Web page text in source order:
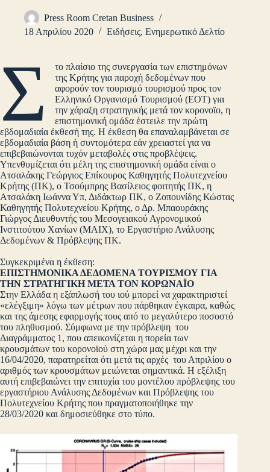
Press Room Cretan Business
18 Απριλίου 2020
Ειδήσεις, Ενημερωτικό Δελτίο
Σ
το πλαίσιο της συνεργασία των επιστημόνων
της Κρήτης για παροχή δεδομένων που
αφορούν τον τουρισμό τουρισμού προς τον
Ελληνικό Οργανισμό Τουρισμού (ΕΟΤ) για
την χάραξη στρατηγικής μετά τον κορονοϊο, η
επιστημονική ομάδα έστειλε την πρώτη
εβδομαδιαία έκθεσή της. Η έκθεση θα επαναλαμβάνεται σε
εβδομαδιαία βάση ή συντομότερα εάν χρειαστεί για να
επιβεβαιώνονται τυχόν μεταβολές στις προβλέψεις.
Υπενθυμίζεται ότι μέλη της επιστημονική ομάδα είναι ο
Ατσαλάκης Γεώργιος Επίκουρος Καθηγητής Πολυτεχνείου
Κρήτης (ΠΚ), ο Τσούμπρης Βασίλειος φοιτητής ΠΚ, η
Ατσαλάκη Ιωάννα Υπ, Διδάκτωρ ΠΚ, ο Ζοπουνίδης Κώστας
Καθηγητής Πολυτεχνείου Κρήτης, ο Δρ. Μπαουράκης
Γιώργος Διευθυντής του Μεσογειακού Αγρονομικού
Ινστιτούτου Χανίων (ΜΑΙΧ), το Εργαστήριο Ανάλυσης
Δεδομένων & Πρόβλεψης ΠΚ.
Συγκεκριμένα η έκθεση:
ΕΠΙΣΤΗΜΟΝΙΚΑ ΔΕΔΟΜΕΝΑ ΤΟΥΡΙΣΜΟΥ ΓΙΑ
ΤΗΝ ΣΤΡΑΤΗΓΙΚΗ ΜΕΤΑ ΤΟΝ ΚΟΡΩΝΑΪΟ
Στην Ελλάδα η εξάπλωσή του ιού μπορεί να χαρακτηριστεί
«ελέγξιμη» λόγω των μέτρων που πάρθηκαν έγκαιρα, καθώς
και της άμεσης εφαρμογής τους από το μεγαλύτερο ποσοστό
του πληθυσμού. Σύμφωνα με την πρόβλεψη του
Διαγράμματος 1, που απεικονίζεται η πορεία των
κρουσμάτων του κορονοϊού στη χώρα μας μέχρι και την
16/04/2020, παρατηρείται ότι μετά τις αρχές του Απριλίου ο
αριθμός των κρουσμάτων μειώνεται σημαντικά. Η εξέλιξη
αυτή επιβεβαιώνει την επιτυχία του μοντέλου πρόβλεψης του
εργαστήριου Ανάλυσης Δεδομένων και Πρόβλεψης του
Πολυτεχνείου Κρήτης που πραγματοποιήθηκε την
28/03/2020 και δημοσιεύθηκε στο τύπο.